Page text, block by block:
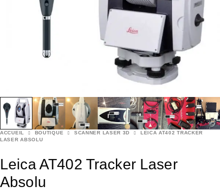
ACCUEIL BOUTIQUE SCANNER LASER 3D
LEICA AT402 TRACKER
LASER ABSOLU
Leica AT402 Tracker Laser
Absolu